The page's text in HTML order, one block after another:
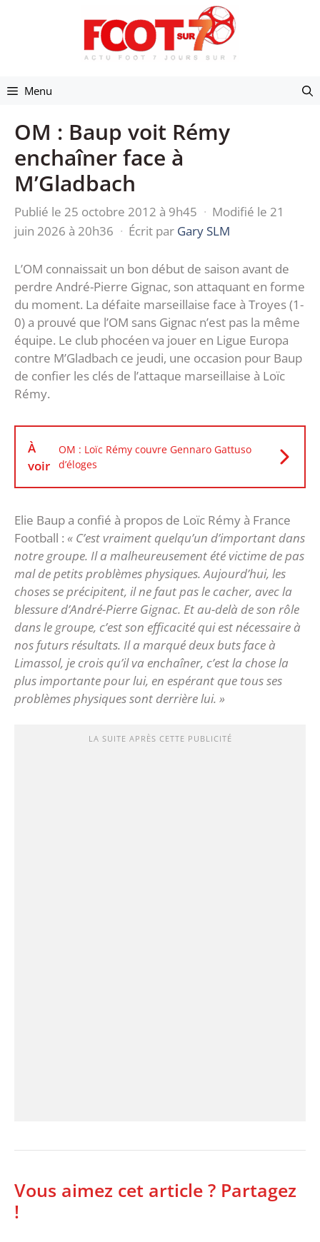
Menu
OM : Baup voit Rémy
enchaîner face à
M’Gladbach
Publié le 25 octobre 2012 à 9h45 · Modifié le 21
juin 2026 à 20h36 · Écrit par Gary SLM
L’OM connaissait un bon début de saison avant de
perdre André-Pierre Gignac, son attaquant en forme
du moment. La défaite marseillaise face à Troyes (1-
0) a prouvé que l’OM sans Gignac n’est pas la même
équipe. Le club phocéen va jouer en Ligue Europa
contre M’Gladbach ce jeudi, une occasion pour Baup
de confier les clés de l’attaque marseillaise à Loïc
Rémy.
À
voir
OM : Loïc Rémy couvre Gennaro Gattuso
d’éloges
Elie Baup a confié à propos de Loïc Rémy à France
Football : « C’est vraiment quelqu’un d’important dans
notre groupe. Il a malheureusement été victime de pas
mal de petits problèmes physiques. Aujourd’hui, les
choses se précipitent, il ne faut pas le cacher, avec la
blessure d’André-Pierre Gignac. Et au-delà de son rôle
dans le groupe, c’est son efficacité qui est nécessaire à
nos futurs résultats. Il a marqué deux buts face à
Limassol, je crois qu’il va enchaîner, c’est la chose la
plus importante pour lui, en espérant que tous ses
problèmes physiques sont derrière lui. »
LA SUITE APRÈS CETTE PUBLICITÉ
Vous aimez cet article ? Partagez
!